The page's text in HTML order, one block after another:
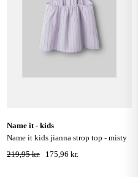
name it - kids
name it kids jianna strop top - misty
lilac
219,95 kr. 175,96 kr.